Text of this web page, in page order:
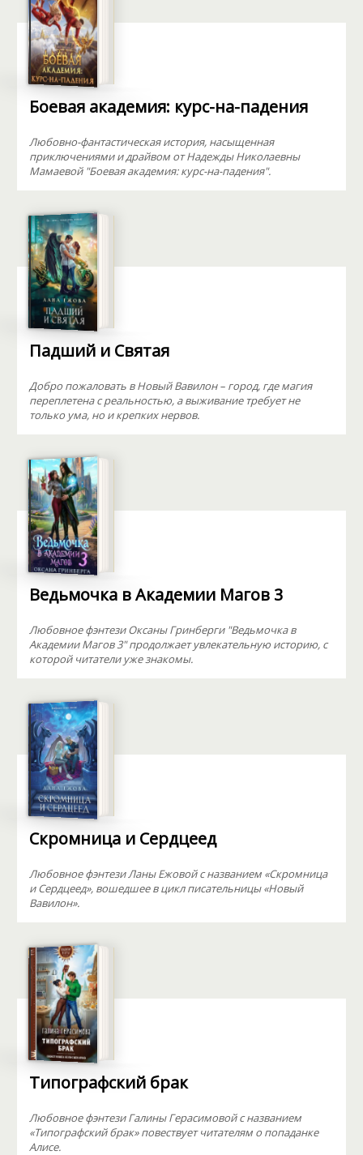
Боевая академия: курс-на-падения
Любовно-фантастическая история, насыщенная
приключениями и драйвом от Надежды Николаевны
Мамаевой "Боевая академия: курс-на-падения".
Падший и Святая
Добро пожаловать в Новый Вавилон – город, где магия
переплетена с реальностью, а выживание требует не
только ума, но и крепких нервов.
Ведьмочка в Академии Магов 3
Любовное фэнтези Оксаны Гринберги "Ведьмочка в
Академии Магов 3" продолжает увлекательную историю, с
которой читатели уже знакомы.
Скромница и Сердцеед
Любовное фэнтези Ланы Ежовой с названием «Скромница
и Сердцеед», вошедшее в цикл писательницы «Новый
Вавилон».
Типографский брак
Любовное фэнтези Галины Герасимовой с названием
«Типографский брак» повествует читателям о попаданке
Алисе.